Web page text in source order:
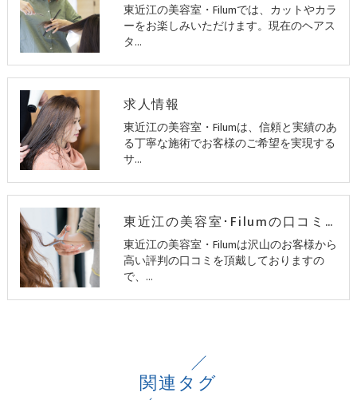
東近江の美容室・Filumでは、カットやカラ
ーをお楽しみいただけます。現在のヘアス
タ…
求人情報
東近江の美容室・Filumは、信頼と実績のあ
る丁寧な施術でお客様のご希望を実現する
サ…
東近江の美容室･Filumの口コミ情報
東近江の美容室・Filumは沢山のお客様から
高い評判の口コミを頂戴しておりますの
で、…
関連タグ